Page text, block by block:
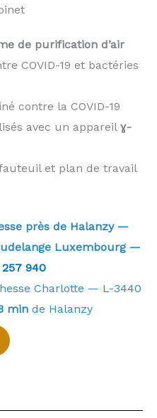
de purification d’air
COVID-19 et bactéries
contre la COVID-19
avec un appareil ɣ-
et plan de travail
près de Halanzy —
Luxembourg —
257 940
Charlotte — L-3440
minde Halanzy